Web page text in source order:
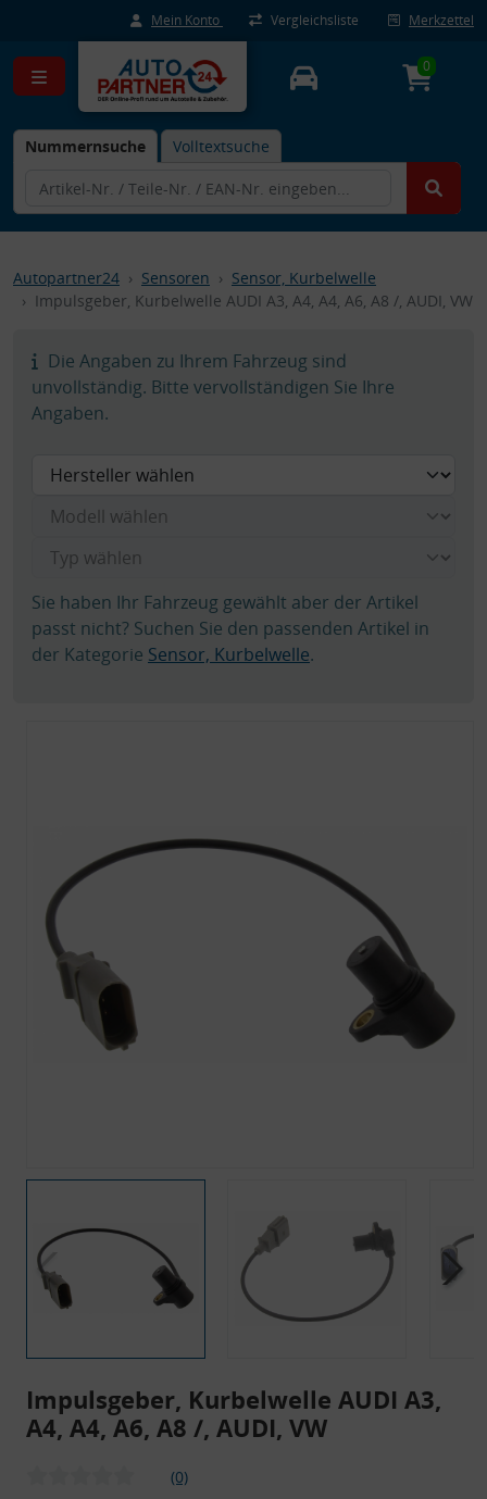
Mein Konto Vergleichsliste Merkzettel
Nummernsuche Volltextsuche
0
Autopartner24 Sensoren
Sensor, Kurbelwelle
Impulsgeber, Kurbelwelle AUDI A3, A4, A4, A6, A8 /, AUDI, VW
Die Angaben zu Ihrem Fahrzeug sind
unvollständig. Bitte vervollständigen Sie Ihre
Angaben.
Sie haben Ihr Fahrzeug gewählt aber der Artikel
passt nicht? Suchen Sie den passenden Artikel in
der Kategorie Sensor, Kurbelwelle.
Impulsgeber, Kurbelwelle AUDI A3,
A4, A4, A6, A8 /, AUDI, VW
(0)